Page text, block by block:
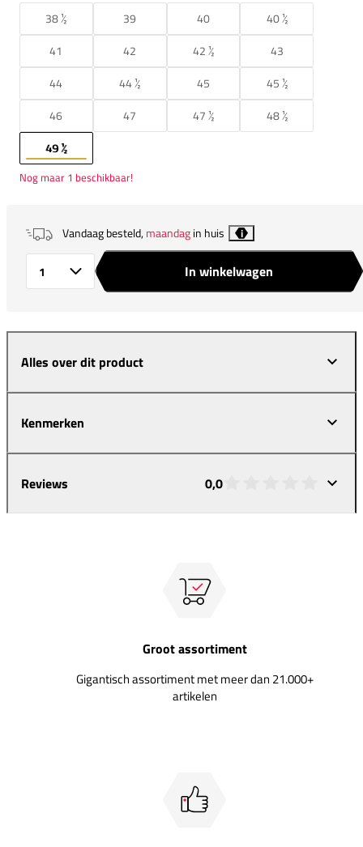
38 ½ 39 40
40 ½
41
42 42 ½
43
44
44 ½ 45
45 ½
46
47 47 ½
48 ½
49 ½
Nog maar 1 beschikbaar!
Vandaag besteld,maandagin huis i
In winkelwagen
Alles over dit product
Kenmerken
Reviews 0,0
Groot assortiment
Gigantisch assortiment met meer dan 21.000+
artikelen